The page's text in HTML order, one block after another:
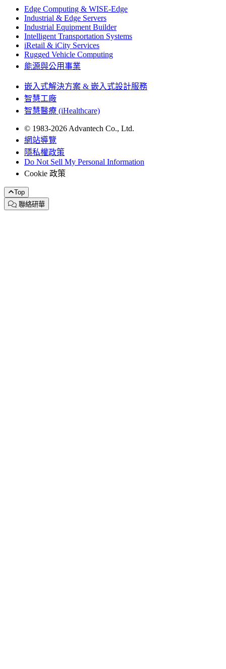
Edge Computing & WISE-Edge
Industrial & Edge Servers
Industrial Equipment Builder
Intelligent Transportation Systems
iRetail & iCity Services
Rugged Vehicle Computing
能源與公用事業
嵌入式解決方案 & 嵌入式設計服務
智慧工廠
智慧醫療 (iHealthcare)
© 1983-2026 Advantech Co., Ltd.
網站導覽
隱私權政策
Do Not Sell My Personal Information
Cookie 政策
Top
聯絡研華